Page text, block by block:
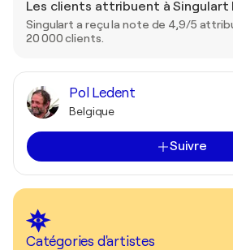
Les clients attribuent à Singulart
Singulart a reçu la note de 4,9/5
20 000 clients.
Pol Ledent
Belgique
Suivre
Catégories d'artistes